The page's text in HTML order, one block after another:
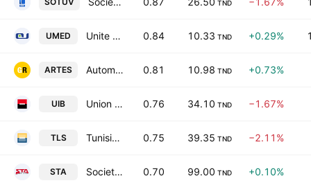
TND
UMED Unite de Fabrication de Medicaments 0.84 10.33 TND +0.29%
ARTES Automobile Reseau Tunisien et Services SA 0.81 10.98 TND +0.73%
UIB Union Internationale de Banques 0.76 34.10 TND −1.67%
TLS Tunisie Leasing & Factoring SA 0.75 39.35 TND −2.11%
STA Societe Tunisienne d'Automobiles SA 0.70 99.00 TND +0.10%